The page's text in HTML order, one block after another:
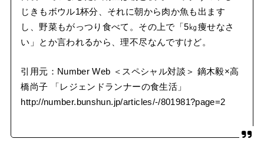
じきもボウル1杯分、それに朝から肉か魚も出ます
し、野菜もがっつり食べて。その上で「5㎏痩せなさ
い」とか言われるから、理不尽なんですけど。
引用元：Number Web ＜スペシャル対談＞ 鏑木毅×高
橋尚子 「レジェンドランナーの食生活」
http://number.bunshun.jp/articles/-/801981?page=2